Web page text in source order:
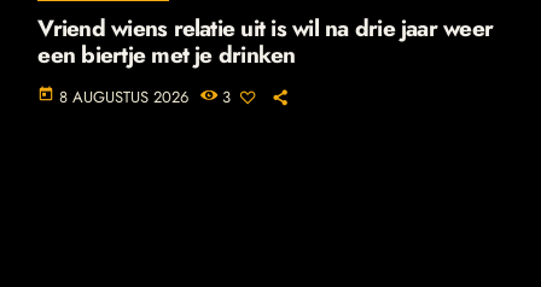
Vriend wiens relatie uit is wil na drie jaar weer
een biertje met je drinken
today 8 AUGUSTUS 2026 3